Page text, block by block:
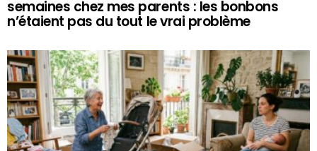
semaines chez mes parents : les bonbons
n’étaient pas du tout le vrai problème